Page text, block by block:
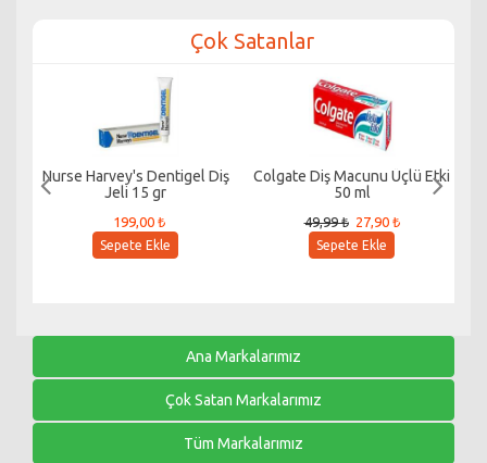
Çok Satanlar
Nurse Harvey's Dentigel Diş
Jeli 15 gr
199,00 ₺
Sepete Ekle
Colgate Diş Macunu Üçlü Etki
50 ml
49,99 ₺ 27,90 ₺
Sepete Ekle
Ana Markalarımız
Çok Satan Markalarımız
Tüm Markalarımız